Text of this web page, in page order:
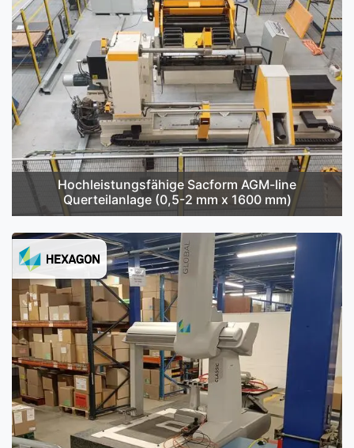
Hochleistungsfähige Sacform AGM-line
Querteilanlage (0,5-2 mm x 1600 mm)